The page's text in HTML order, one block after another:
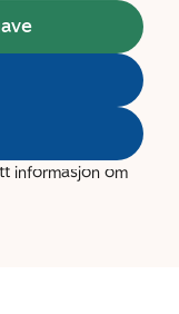
informasjon om